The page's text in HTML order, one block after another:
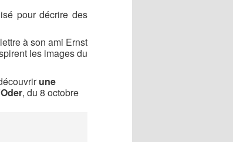
pour décrire des
à son ami Ernst
les images du
une
, du 8 octobre